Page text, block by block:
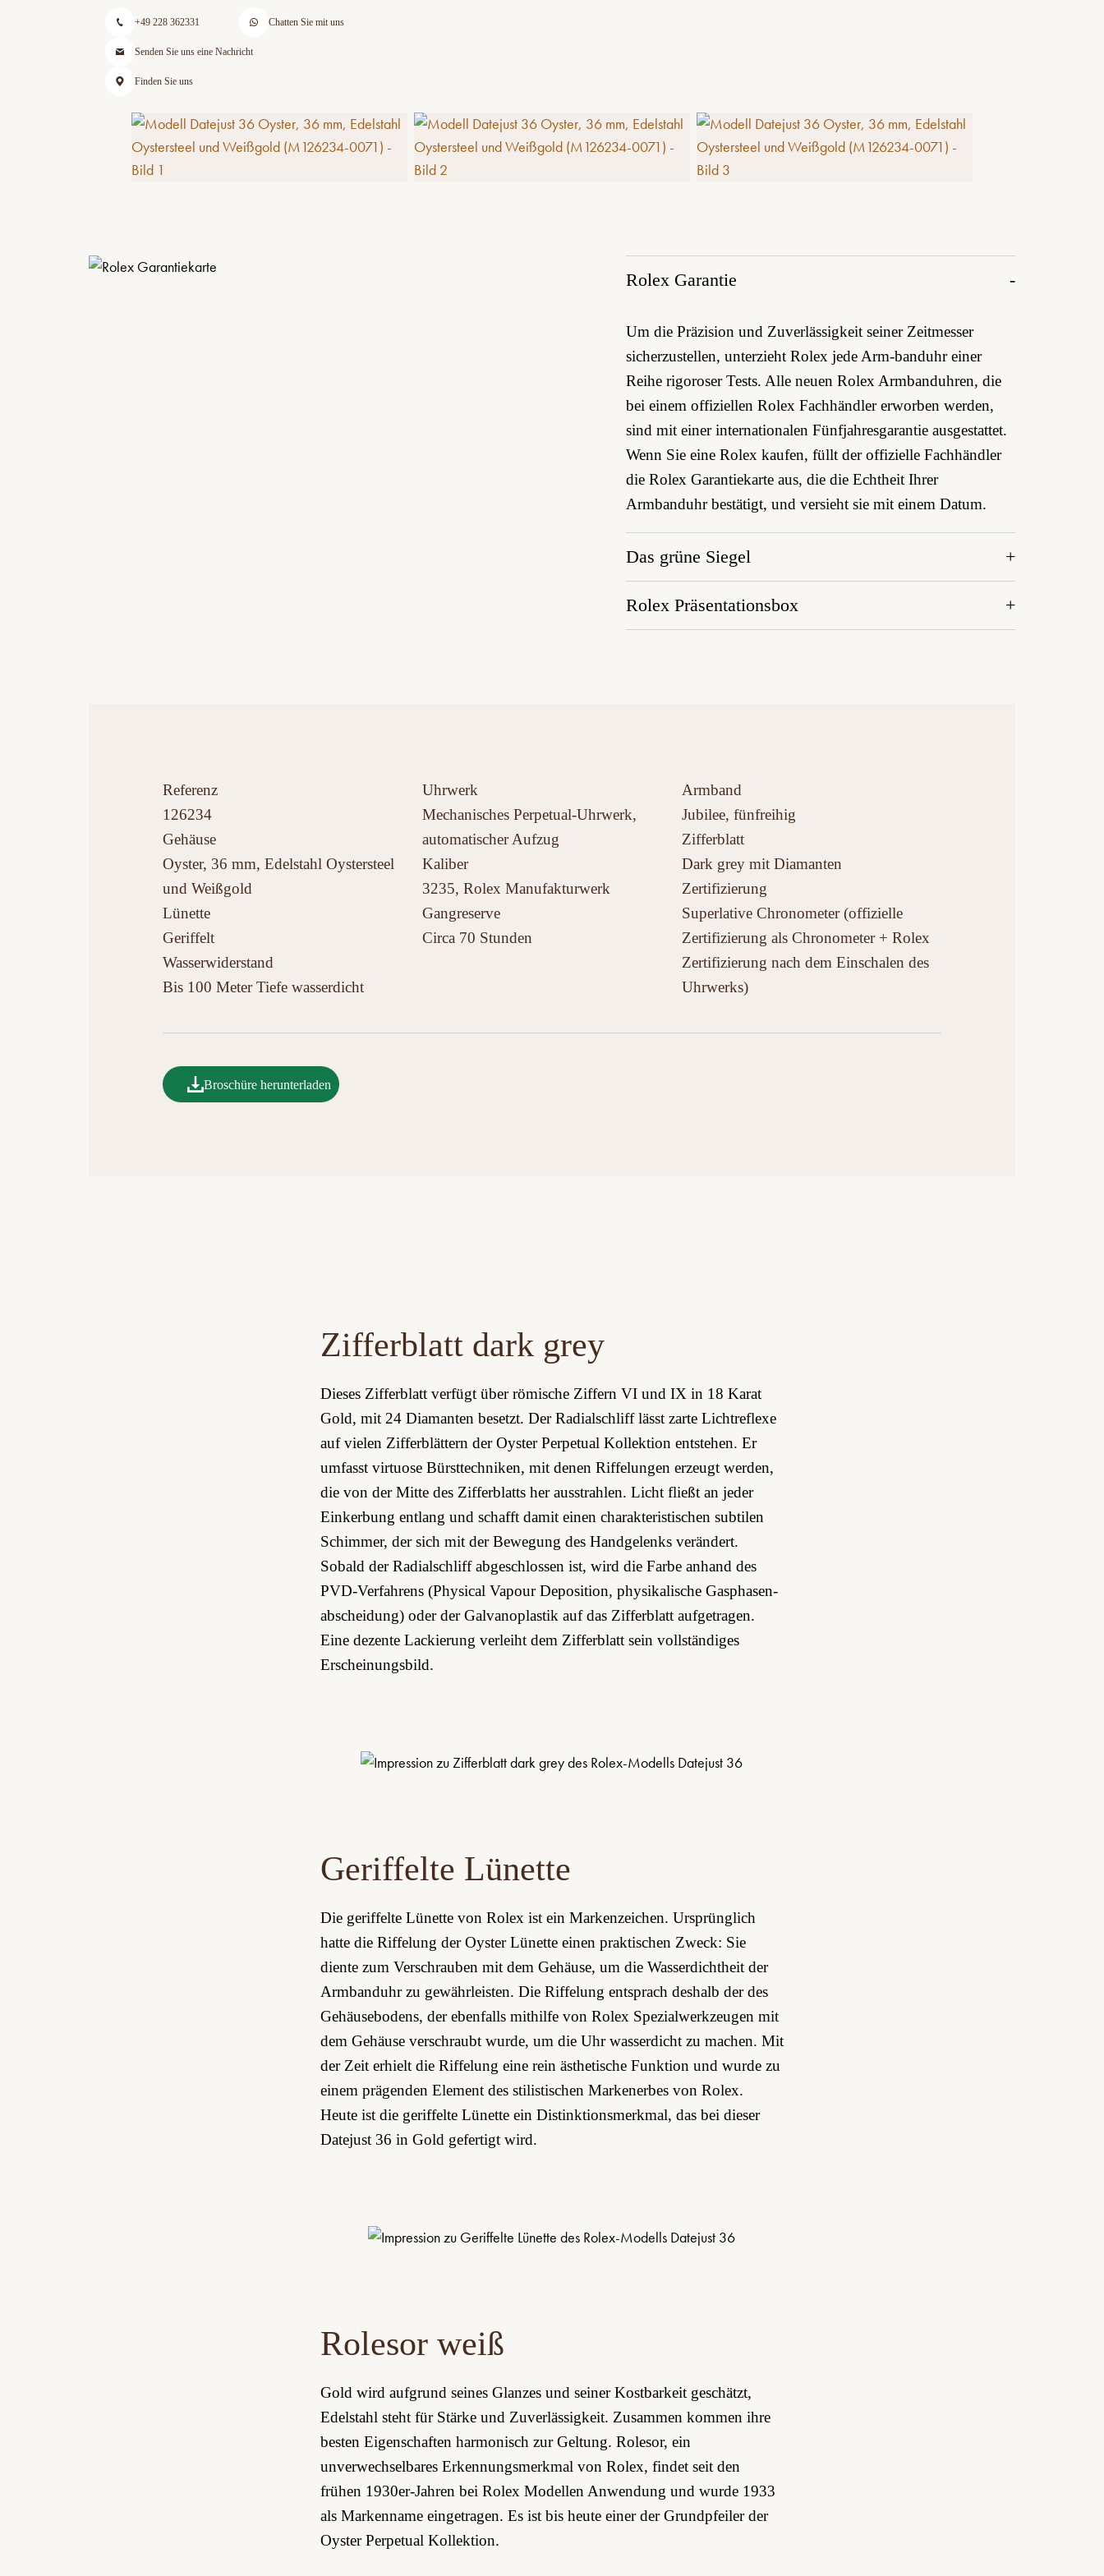
+49 228 362331 Chatten Sie mit uns
Senden Sie uns eine Nachricht
Finden Sie uns
Rolex Garantie
Um die Präzision und Zuverlässigkeit seiner Zeitmesser
sicherzustellen, unterzieht Rolex jede Arm-banduhr einer
Reihe rigoroser Tests. Alle neuen Rolex Armbanduhren, die
bei einem offiziellen Rolex Fachhändler erworben werden,
sind mit einer internationalen Fünfjahres­garantie ausgestattet.
Wenn Sie eine Rolex kaufen, füllt der offizielle Fachhändler
die Rolex Garantiekarte aus, die die Echtheit Ihrer
Armbanduhr bestätigt, und versieht sie mit einem Datum.
Das grüne Siegel
Rolex Präsentationsbox
Referenz
126234
Gehäuse
Oyster, 36 mm, Edelstahl Oystersteel
und Weißgold
Lünette
Geriffelt
Wasserwiderstand
Bis 100 Meter Tiefe wasserdicht
Uhrwerk
Mechanisches Perpetual-Uhrwerk,
automatischer Aufzug
Kaliber
3235, Rolex Manufakturwerk
Gangreserve
Circa 70 Stunden
Armband
Jubilee, fünfreihig
Zifferblatt
Dark grey mit Diamanten
Zertifizierung
Superlative Chronometer (offizielle
Zertifizierung als Chronometer + Rolex
Zertifizierung nach dem Einschalen des
Uhrwerks)
Broschüre herunterladen
Zifferblatt dark grey
Dieses Zifferblatt verfügt über römische Ziffern VI und IX in 18 Karat
Gold, mit 24 Diamanten besetzt. Der Radialschliff lässt zarte Lichtreflexe
auf vielen Zifferblättern der Oyster Perpetual Kollektion entstehen. Er
umfasst virtuose Bürsttechniken, mit denen Riffelungen erzeugt werden,
die von der Mitte des Zifferblatts her ausstrahlen. Licht fließt an jeder
Einkerbung entlang und schafft damit einen charakteristischen subtilen
Schimmer, der sich mit der Bewegung des Handgelenks verändert.
Sobald der Radialschliff abgeschlossen ist, wird die Farbe anhand des
PVD-Verfahrens (Physical Vapour Deposition, physikalische Gasphasen­
abscheidung) oder der Galvanoplastik auf das Zifferblatt aufgetragen.
Eine dezente Lackierung verleiht dem Zifferblatt sein vollständiges
Erscheinungsbild.
Geriffelte Lünette
Die geriffelte Lünette von Rolex ist ein Markenzeichen. Ursprünglich
hatte die Riffelung der Oyster Lünette einen praktischen Zweck: Sie
diente zum Verschrauben mit dem Gehäuse­, um die Wasserdichtheit der
Armbanduhr zu gewährleisten. Die Riffelung entsprach deshalb der des
Gehäuse­bodens, der ebenfalls mithilfe von Rolex Spezial­werkzeugen mit
dem Gehäuse verschraubt wurde, um die Uhr wasserdicht zu machen. Mit
der Zeit erhielt die Riffelung eine rein ästhetische Funktion und wurde zu
einem prägenden Element des stilistischen Markenerbes von Rolex.
Heute ist die geriffelte Lünette ein Distinktions­merkmal, das bei dieser
Datejust 36 in Gold gefertigt wird.
Rolesor weiß
Gold wird aufgrund seines Glanzes und seiner Kostbarkeit geschätzt,
Edelstahl steht für Stärke und Zuverlässigkeit. Zusammen kommen ihre
besten Eigenschaften harmonisch zur Geltung. Rolesor, ein
unverwechsel­bares Erkennungs­merkmal von Rolex, findet seit den
frühen 1930er-Jahren bei Rolex Modellen Anwendung und wurde 1933
als Markenname eingetragen. Es ist bis heute einer der Grundpfeiler der
Oyster Perpetual Kollektion.